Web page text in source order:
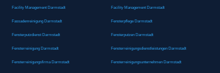
Facility Management Darmstadt Facility Management Darmstadt
Fassadenreinigung Darmstadt Fensterpflege Darmstadt
Fensterputzdienst Darmstadt Fensterputzen Darmstadt
Fensterreinigung Darmstadt Fensterreinigungsdienstleistungen Darmstadt
Fensterreinigungsfirma Darmstadt Fensterreinigungsunternehmen Darmstadt